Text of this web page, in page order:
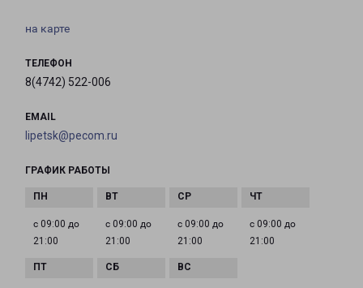
на карте
ТЕЛЕФОН
8(4742) 522-006
EMAIL
lipetsk@pecom.ru
ГРАФИК РАБОТЫ
с 09:00 до
21:00
с 09:00 до
21:00
с 09:00 до
21:00
с 09:00 до
21:00